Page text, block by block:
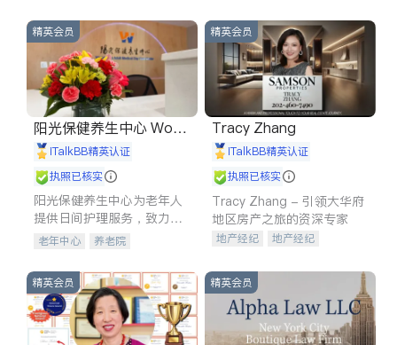
精英会员
阳光保健养生中心 World
shine
iTalkBB精英认证
执照已核实
阳光保健养生中心为老年人
提供日间护理服务，致力于
通过持续的护理创新来有效
老年中心 养老院
精英会员
Tracy Zhang
iTalkBB精英认证
执照已核实
Tracy Zhang - 引领大华府
地区房产之旅的资深专家
地产经纪
地产经纪
商铺租售
精英会员 精英会员